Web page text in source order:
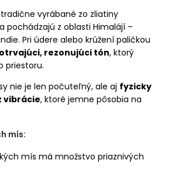
vyrábané zo zliatiny
pochádzajú z oblasti Himalájí –
Pri údere alebo krúžení paličkou
rezonujúci tón, ktorý
priestoru.
nie je len počuteľný, ale aj fyzicky
vibrácie, ktoré jemne pôsobia na
mís:
mís má množstvo priaznivých